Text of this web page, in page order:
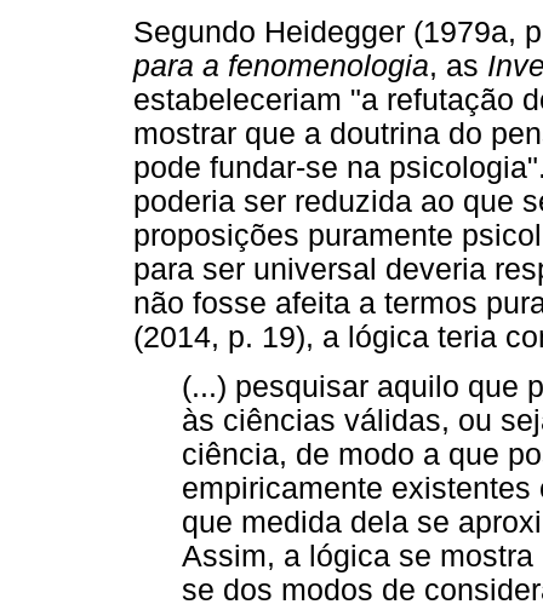
Segundo Heidegger (1979a,
para a fenomenologia, as
estabeleceriam "a refutação
mostrar que a doutrina do
pode fundar-se na
poderia ser reduzida ao que
proposições puramente
para ser universal deveria
não fosse afeita a termos
(2014, p. 19), a lógica teria
(...) pesquisar aquilo que
às ciências válidas, ou
ciência, de modo a que
empiricamente
que medida dela se
Assim, a lógica se
se dos modos de